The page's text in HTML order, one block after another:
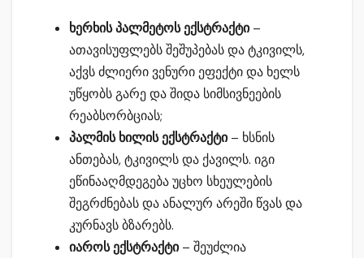
ხერხის პალმეტოს ექსტრაქტი–
ათავისუფლებს შეშუპებას და ტკივილს,
აქვს ძლიერი ვენური ეფექტი და ხელს
უწყობს გარე და შიდა სიმსივნეების
რეაბსორბციას;
პალმის ხილის ექსტრაქტი– ხსნის
ანთებას, ტკივილს და ქავილს. იგი
ეწინააღმდეგება უცხო სხეულების
შეგრძნებას და ანალურ არეში წვას და
კურნავს ბზარებს.
იაროს ექსტრაქტი– შეუძლია